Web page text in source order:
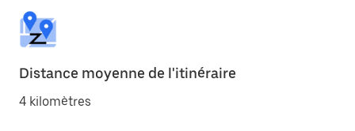
Distance moyenne de l'itinéraire
4 kilomètres